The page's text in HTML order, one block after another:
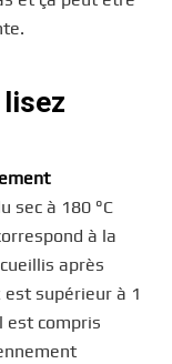
lisez
sec à 180 °C
à la
après
est supérieur à 1
est compris